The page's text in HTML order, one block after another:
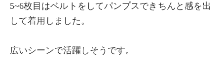
5~6枚目はベルトをしてパンプスできちんと感を出
して着用しました。
広いシーンで活躍しそうです。